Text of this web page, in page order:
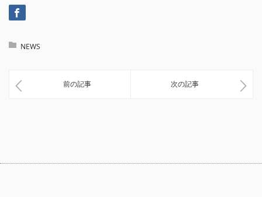
NEWS
前の記事 次の記事